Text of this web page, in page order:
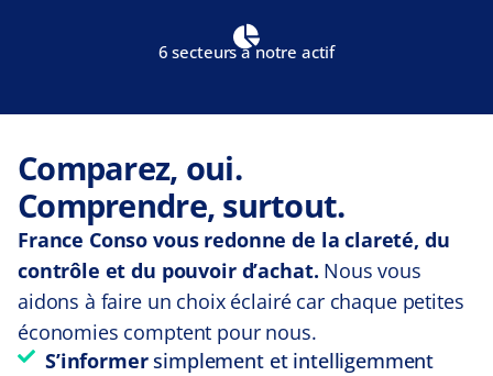
6 secteurs à notre actif
Comparez, oui.
Comprendre, surtout.
France Conso vous redonne de la clareté, du
contrôle et du pouvoir d’achat. Nous vous
aidons à faire un choix éclairé car chaque petites
économies comptent pour nous.
S’informersimplement et intelligemment